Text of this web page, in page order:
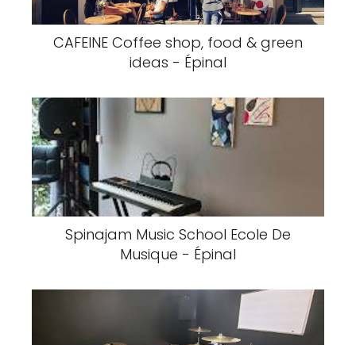
CAFEINE Coffee shop, food & green
ideas - Épinal
Spinajam Music School Ecole De
Musique - Épinal